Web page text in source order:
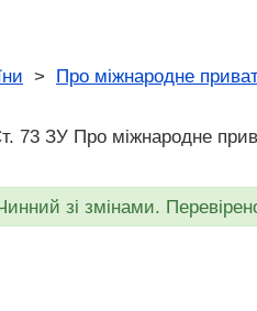
> Про міжнародне
73 ЗУ Про міжнародне
зі змінами.